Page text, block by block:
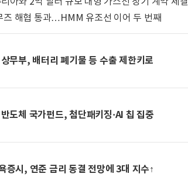
즈 해협 통과…HMM 유조선 이어 두 번째
무부, 배터리 폐기물 등 수출 제한키로
도체 국가펀드, 첨단패키징·AI 칩 집중
증시, 연준 금리 동결 전망에 3대 지수↑